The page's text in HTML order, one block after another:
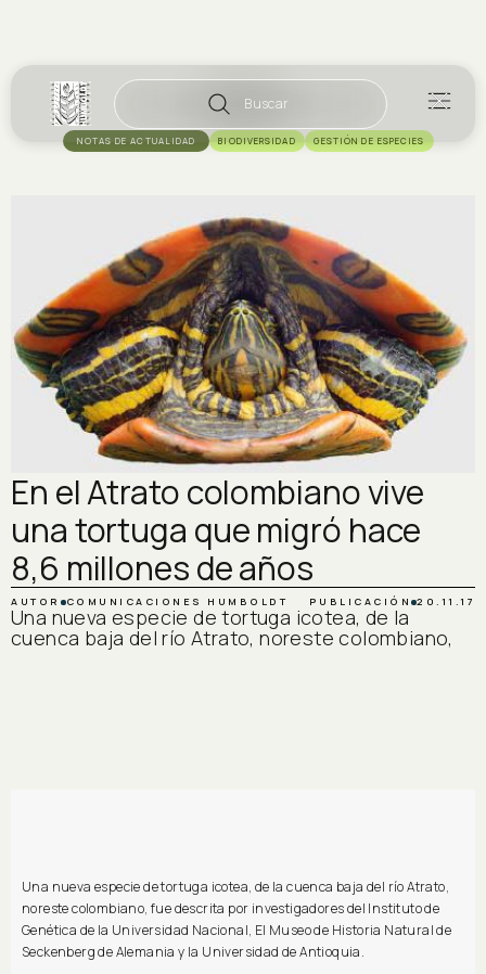
Buscar
NOTAS DE ACTUALIDAD BIODIVERSIDAD GESTIÓN DE ESPECIES
En el Atrato colombiano vive
una tortuga que migró hace
8,6 millones de años
AUTOR COMUNICACIONES HUMBOLDT PUBLICACIÓN 20.11.17
Una nueva especie de tortuga icotea, de la
cuenca baja del río Atrato, noreste colombiano,
Una nueva especie de tortuga icotea, de la cuenca baja del río Atrato,
noreste colombiano, fue descrita por investigadores del Instituto de
Genética de la Universidad Nacional, El Museo de Historia Natural de
Seckenberg de Alemania y la Universidad de Antioquia.